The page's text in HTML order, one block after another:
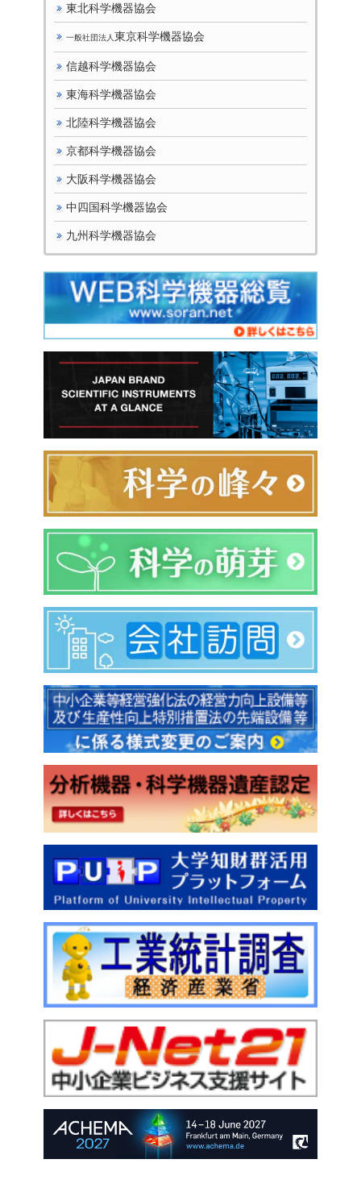
東北科学機器協会
一般社団法人 東京科学機器協会
信越科学機器協会
東海科学機器協会
北陸科学機器協会
京都科学機器協会
大阪科学機器協会
中四国科学機器協会
九州科学機器協会